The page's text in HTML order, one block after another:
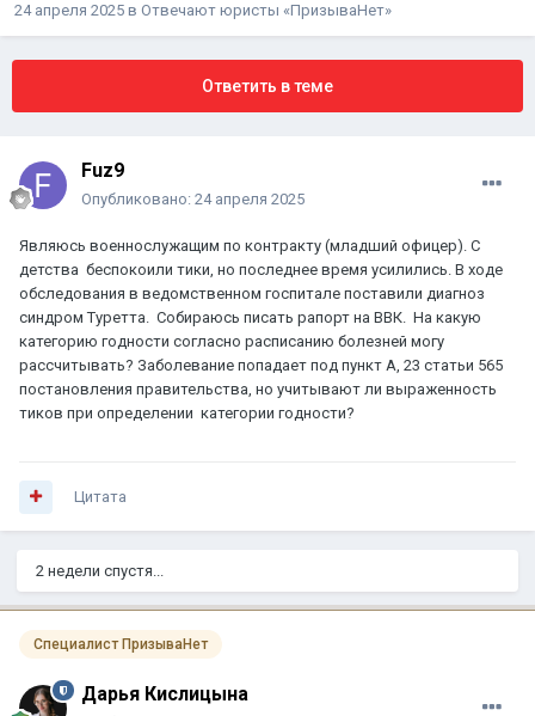
24 апреля 2025 в Отвечают юристы «ПризываНет»
Ответить в теме
Fuz9
Опубликовано: 24 апреля 2025
Являюсь военнослужащим по контракту (младший офицер). С
детства беспокоили тики, но последнее время усилились. В ходе
обследования в ведомственном госпитале поставили диагноз
синдром Туретта. Собираюсь писать рапорт на ВВК. На какую
категорию годности согласно расписанию болезней могу
рассчитывать? Заболевание попадает под пункт А, 23 статьи 565
постановления правительства, но учитывают ли выраженность
тиков при определении категории годности?
Цитата
2 недели спустя...
Специалист ПризываНет
Дарья Кислицына